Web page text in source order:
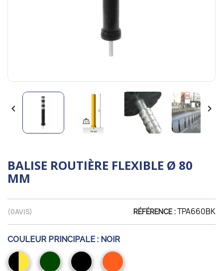
 
BALISE ROUTIÈRE FLEXIBLE Ø 80
MM
(0AVIS) RÉFÉRENCE :TPA660BK
COULEUR PRINCIPALE : NOIR
Noir/JauneVert Noir Orange